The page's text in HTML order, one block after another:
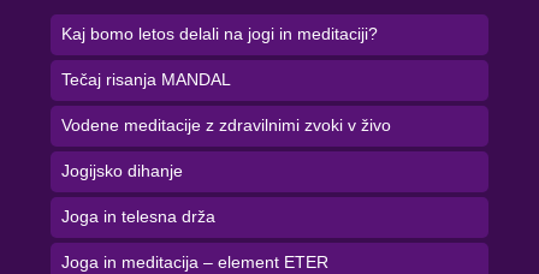
Kaj bomo letos delali na jogi in meditaciji?
Tečaj risanja MANDAL
Vodene meditacije z zdravilnimi zvoki v živo
Jogijsko dihanje
Joga in telesna drža
Joga in meditacija – element ETER